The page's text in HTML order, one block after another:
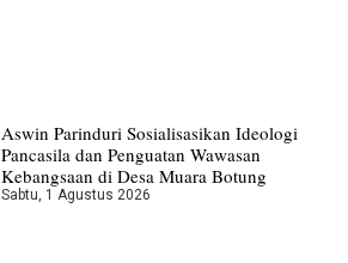
Aswin Parinduri Sosialisasikan Ideologi
Pancasila dan Penguatan Wawasan
Kebangsaan di Desa Muara Botung
Sabtu, 1 Agustus 2026